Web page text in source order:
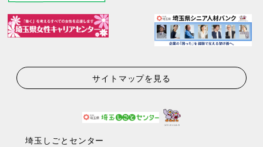
サイトマップを見る
埼玉しごとセンター